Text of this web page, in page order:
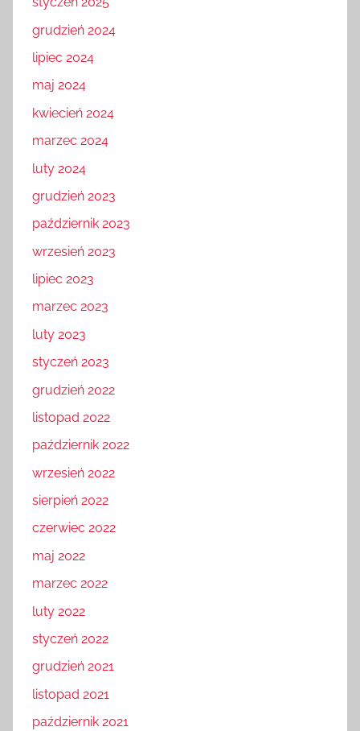
grudzień 2024
lipiec 2024
maj 2024
kwiecień 2024
marzec 2024
luty 2024
grudzień 2023
październik 2023
wrzesień 2023
lipiec 2023
marzec 2023
luty 2023
styczeń 2023
grudzień 2022
listopad 2022
październik 2022
wrzesień 2022
sierpień 2022
czerwiec 2022
maj 2022
marzec 2022
luty 2022
styczeń 2022
grudzień 2021
listopad 2021
październik 2021